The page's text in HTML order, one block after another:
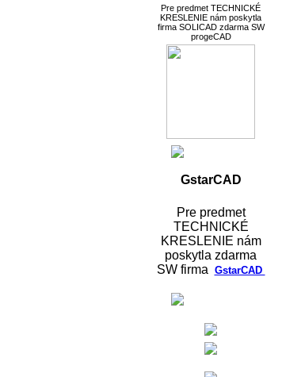
Pre predmet TECHNICKÉ
KRESLENIE nám poskytla
firma SOLICAD zdarma SW
progeCAD
GstarCAD
Pre predmet
TECHNICKÉ
KRESLENIE nám
poskytla zdarma
SW firma GstarCAD